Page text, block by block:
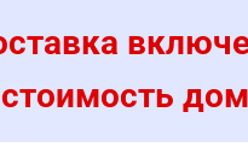
стоимость